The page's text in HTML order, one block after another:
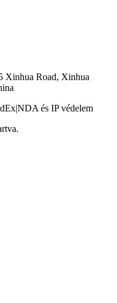
Xinhua Road, Xinhua
|NDA és IP védelem